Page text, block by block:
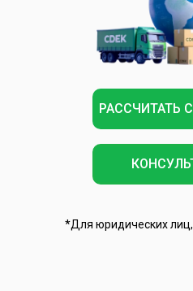
РАССЧИТАТЬ
*Для юридических